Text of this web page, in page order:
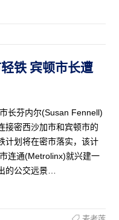
铁 宾顿市长遭
长芬内尔(Susan Fennell)
接密西沙加市和宾顿市的
计划将在密市落实，该计
连通(Metrolinx)就兴建一
的公交远景…